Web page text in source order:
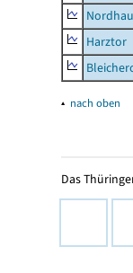
Harztor
▴ nach oben
Das